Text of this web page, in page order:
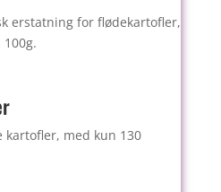
erstatning for flødekartofler,
med kun 130